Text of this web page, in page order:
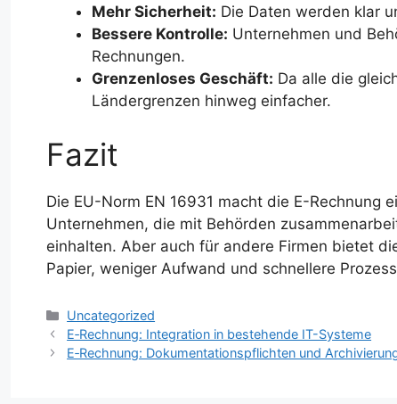
Mehr Sicherheit: Die Daten werden klar
Bessere Kontrolle: Unternehmen und
Rechnungen.
Grenzenloses Geschäft: Da alle die
Ländergrenzen hinweg einfacher.
Fazit
Die EU-Norm EN 16931 macht die E-Rechnung
Unternehmen, die mit Behörden
einhalten. Aber auch für andere Firmen bietet
Papier, weniger Aufwand und schnellere
Kategorien
Uncategorized
E‑Rechnung: Integration in bestehende IT-Systeme
E‑Rechnung: Dokumentationspflichten und